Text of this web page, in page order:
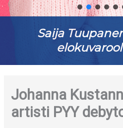
Saija
Johanna
artisti PYY